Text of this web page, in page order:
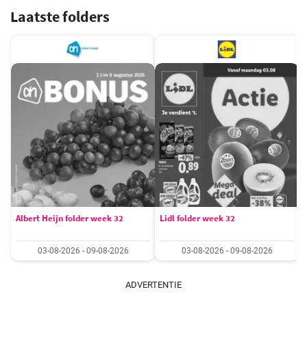
Laatste folders
Albert Heijn folder week 32
03-08-2026 - 09-08-2026
Lidl folder week 32
03-08-2026 - 09-08-2026
ADVERTENTIE